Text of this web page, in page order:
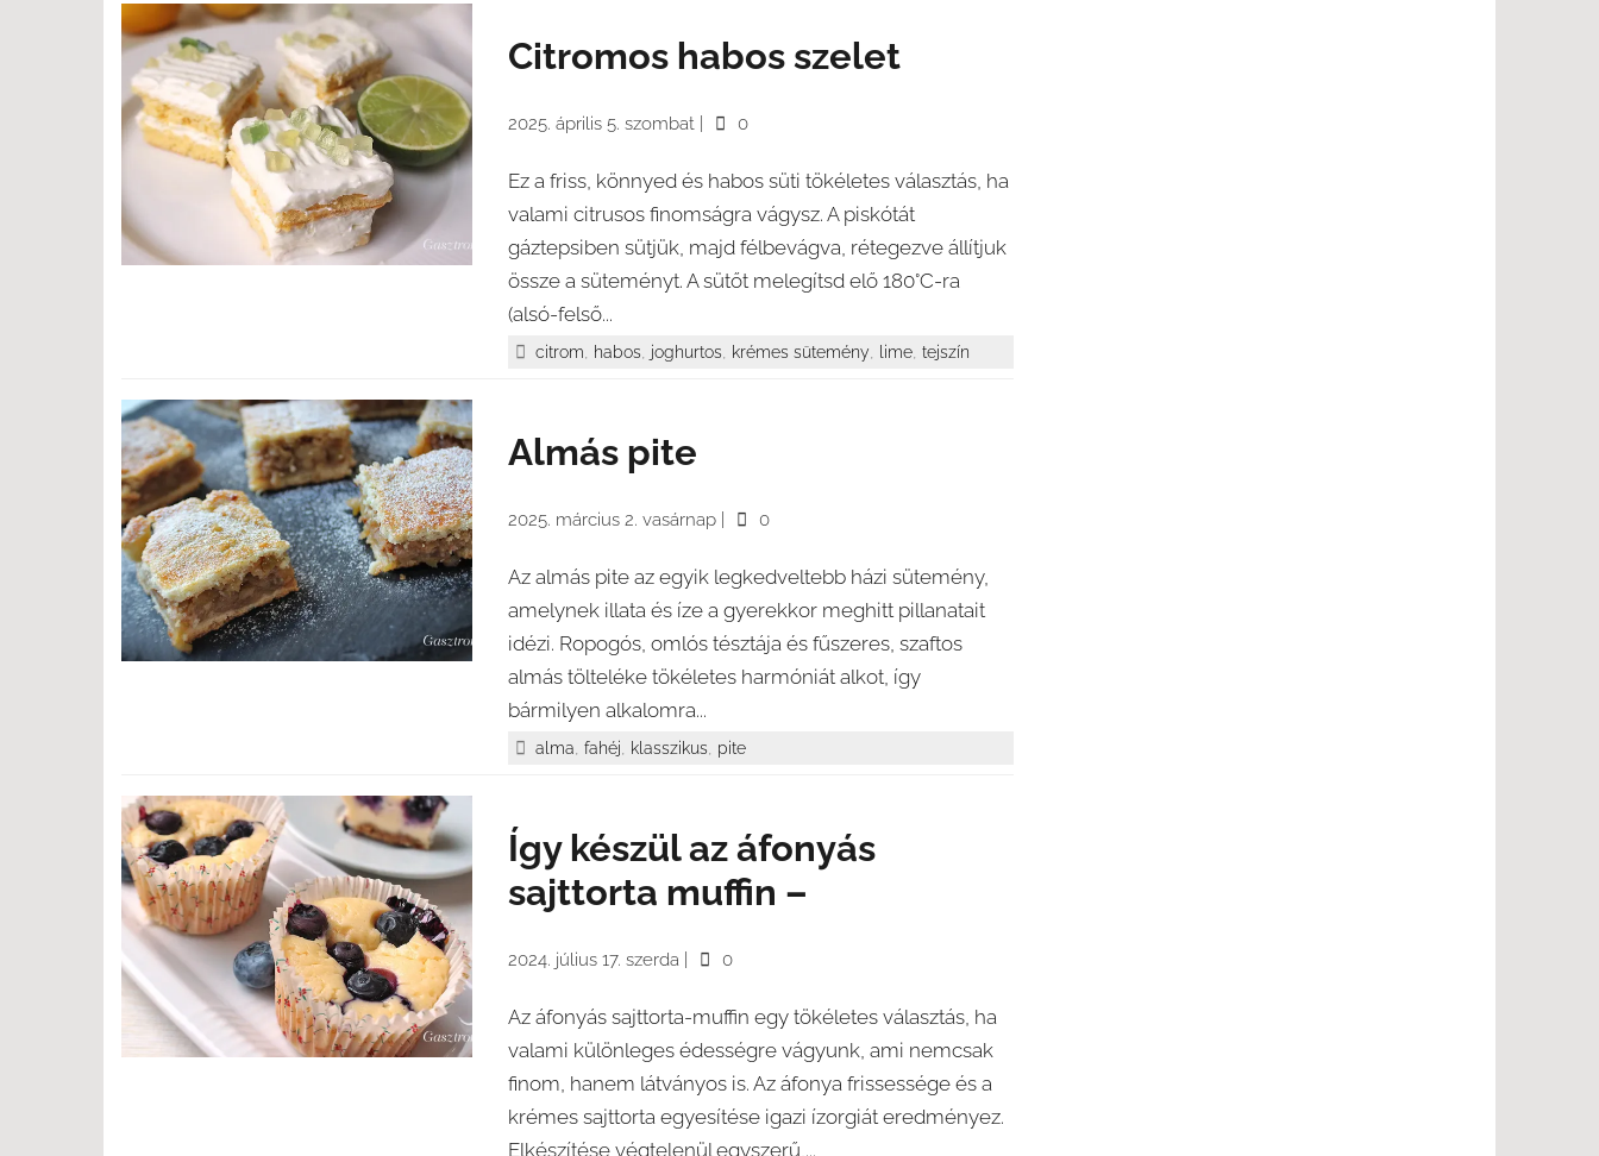
Citromos habos szelet
2025. április 5. szombat 0
Ez a friss, könnyed és habos süti tökéletes választás, ha
valami citrusos finomságra vágysz. A piskótát
gáztepsiben sütjük, majd félbevágva, rétegezve állítjuk
össze a süteményt. A sütőt melegítsd elő 180°C-ra
(alsó-felső...
citrom, habos, joghurtos, krémes sütemény, lime,tejszín
Almás pite
2025. március 2. vasárnap 0
Az almás pite az egyik legkedveltebb házi sütemény,
amelynek illata és íze a gyerekkor meghitt pillanatait
idézi. Ropogós, omlós tésztája és fűszeres, szaftos
almás tölteléke tökéletes harmóniát alkot, így
bármilyen alkalomra...
alma,fahéj, klasszikus, pite
Így készül az áfonyás
sajttorta muffin –
2024. július 17. szerda 0
Az áfonyás sajttorta-muffin egy tökéletes választás, ha
valami különleges édességre vágyunk, ami nemcsak
finom, hanem látványos is. Az áfonya frissessége és a
krémes sajttorta egyesítése igazi ízorgiát eredményez.
Elkészítése végtelenül egyszerű,...